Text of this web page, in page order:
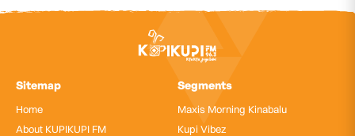
Sitemap
Home
About KUPIKUPI FM
Segments
Maxis Morning Kinabalu
Kupi Vibez